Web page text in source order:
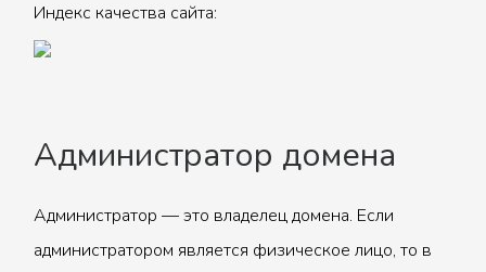
Индекс качества сайта:
Администратор домена
Администратор — это владелец домена. Если
администратором является физическое лицо, то в